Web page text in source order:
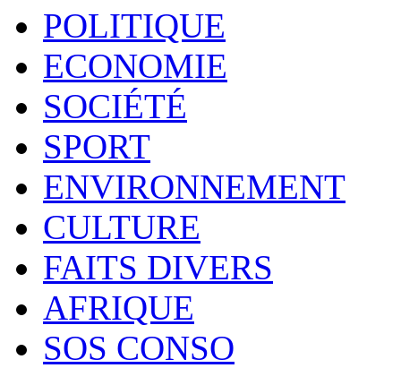
POLITIQUE
ECONOMIE
SOCIÉTÉ
SPORT
ENVIRONNEMENT
CULTURE
FAITS DIVERS
AFRIQUE
SOS CONSO